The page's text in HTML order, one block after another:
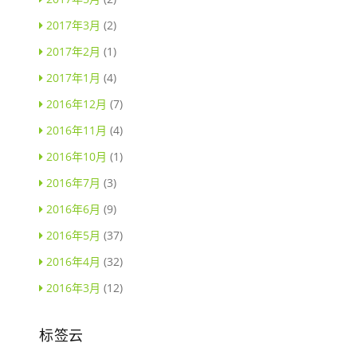
2017年3月 (2)
2017年2月 (1)
2017年1月 (4)
2016年12月 (7)
2016年11月 (4)
2016年10月 (1)
2016年7月 (3)
2016年6月 (9)
2016年5月 (37)
2016年4月 (32)
2016年3月 (12)
标签云